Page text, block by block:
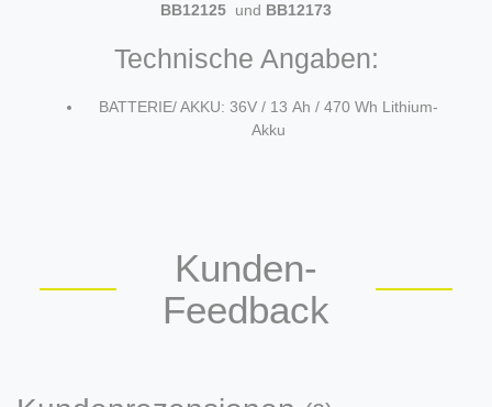
BB12125 und BB12173
Technische Angaben:
BATTERIE/ AKKU: 36V / 13 Ah / 470 Wh Lithium-
Akku
Kunden-
Feedback